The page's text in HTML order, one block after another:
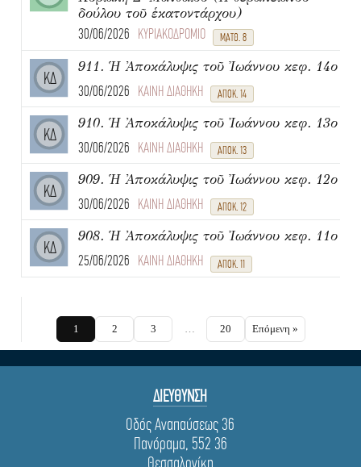
δούλου τοῦ ἑκατοντάρχου)
30/06/2026 ΚΥΡΙΑΚΟΔΡΟΜΙΟ ΜΑΤΘ. 8
ΚΔ
911. Ἡ Ἀποκάλυψις τοῦ Ἰωάννου κεφ. 14ο
30/06/2026 ΚΑΙΝΗ ΔΙΑΘΗΚΗ ΑΠΟΚ. 14
ΚΔ
910. Ἡ Ἀποκάλυψις τοῦ Ἰωάννου κεφ. 13ο
30/06/2026 ΚΑΙΝΗ ΔΙΑΘΗΚΗ ΑΠΟΚ. 13
ΚΔ
909. Ἡ Ἀποκάλυψις τοῦ Ἰωάννου κεφ. 12ο
30/06/2026 ΚΑΙΝΗ ΔΙΑΘΗΚΗ ΑΠΟΚ. 12
ΚΔ
908. Ἡ Ἀποκάλυψις τοῦ Ἰωάννου κεφ. 11ο
25/06/2026 ΚΑΙΝΗ ΔΙΑΘΗΚΗ ΑΠΟΚ. 11
1 2 3 … 20 Επόμενη »
ΔΙΕΥΘΥΝΣΗ
Οδός Αναπαύσεως 36
Πανόραμα, 552 36
Θεσσαλονίκη